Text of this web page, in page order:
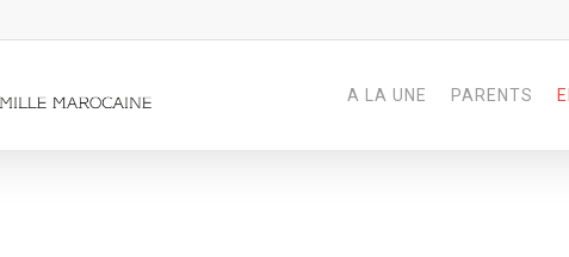
A LA UNE PARENTS